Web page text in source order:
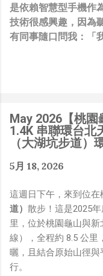
是依賴智慧型手機作
技術很感興趣，因為
有同事隨口問我：「
人，那我還在這幹嘛
們還在研究那個眼鏡
什麼黑科技 』，這類
來的話，而我也是不
SW嘴砲經理（暫且
同樣身為RD，我只
秀搶風頭、噁心帶風
去幫自己抬轎、有鍋
言，還有職場霸凌，
啥洨用了！） 一件理
被信息差，不懂加上
May 2026【桃園
1.4K 串聯環台北
（大湖坑步道）
5月 18, 2026
這週日下午，來到位在
道） 散步！這是2025
里，位於桃園龜山與
線），全程約 8.5 公里
曬，且結合原始山徑
行。